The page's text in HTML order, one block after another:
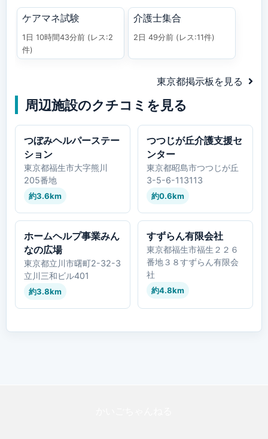
ケアマネ試験
1日 10時間43分前 (レス:2
件)
介護士集合
2日 49分前 (レス:11件)
東京都掲示板を見る
周辺施設のクチコミを見る
つぼみヘルパーステー
ション
東京都福生市大字熊川
205番地
約3.6km
つつじが丘介護支援セ
ンター
東京都昭島市つつじが丘
3-5-6-113113
約0.6km
ホームヘルプ事業みん
なの広場
東京都立川市曙町2-32-3
立川三和ビル401
約3.8km
すずらん有限会社
東京都福生市福生２２６
番地３８すずらん有限会
社
約4.8km